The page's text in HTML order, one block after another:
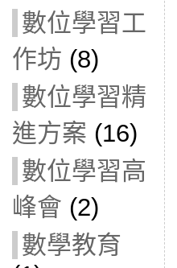
數位學習工
作坊 (8)
數位學習精
進方案 (16)
數位學習高
峰會 (2)
數學教育